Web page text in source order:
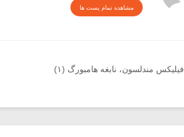
مشاهده تمام پست ها
فیلیکس مندلسون، نابغه هامبورگ (۱)